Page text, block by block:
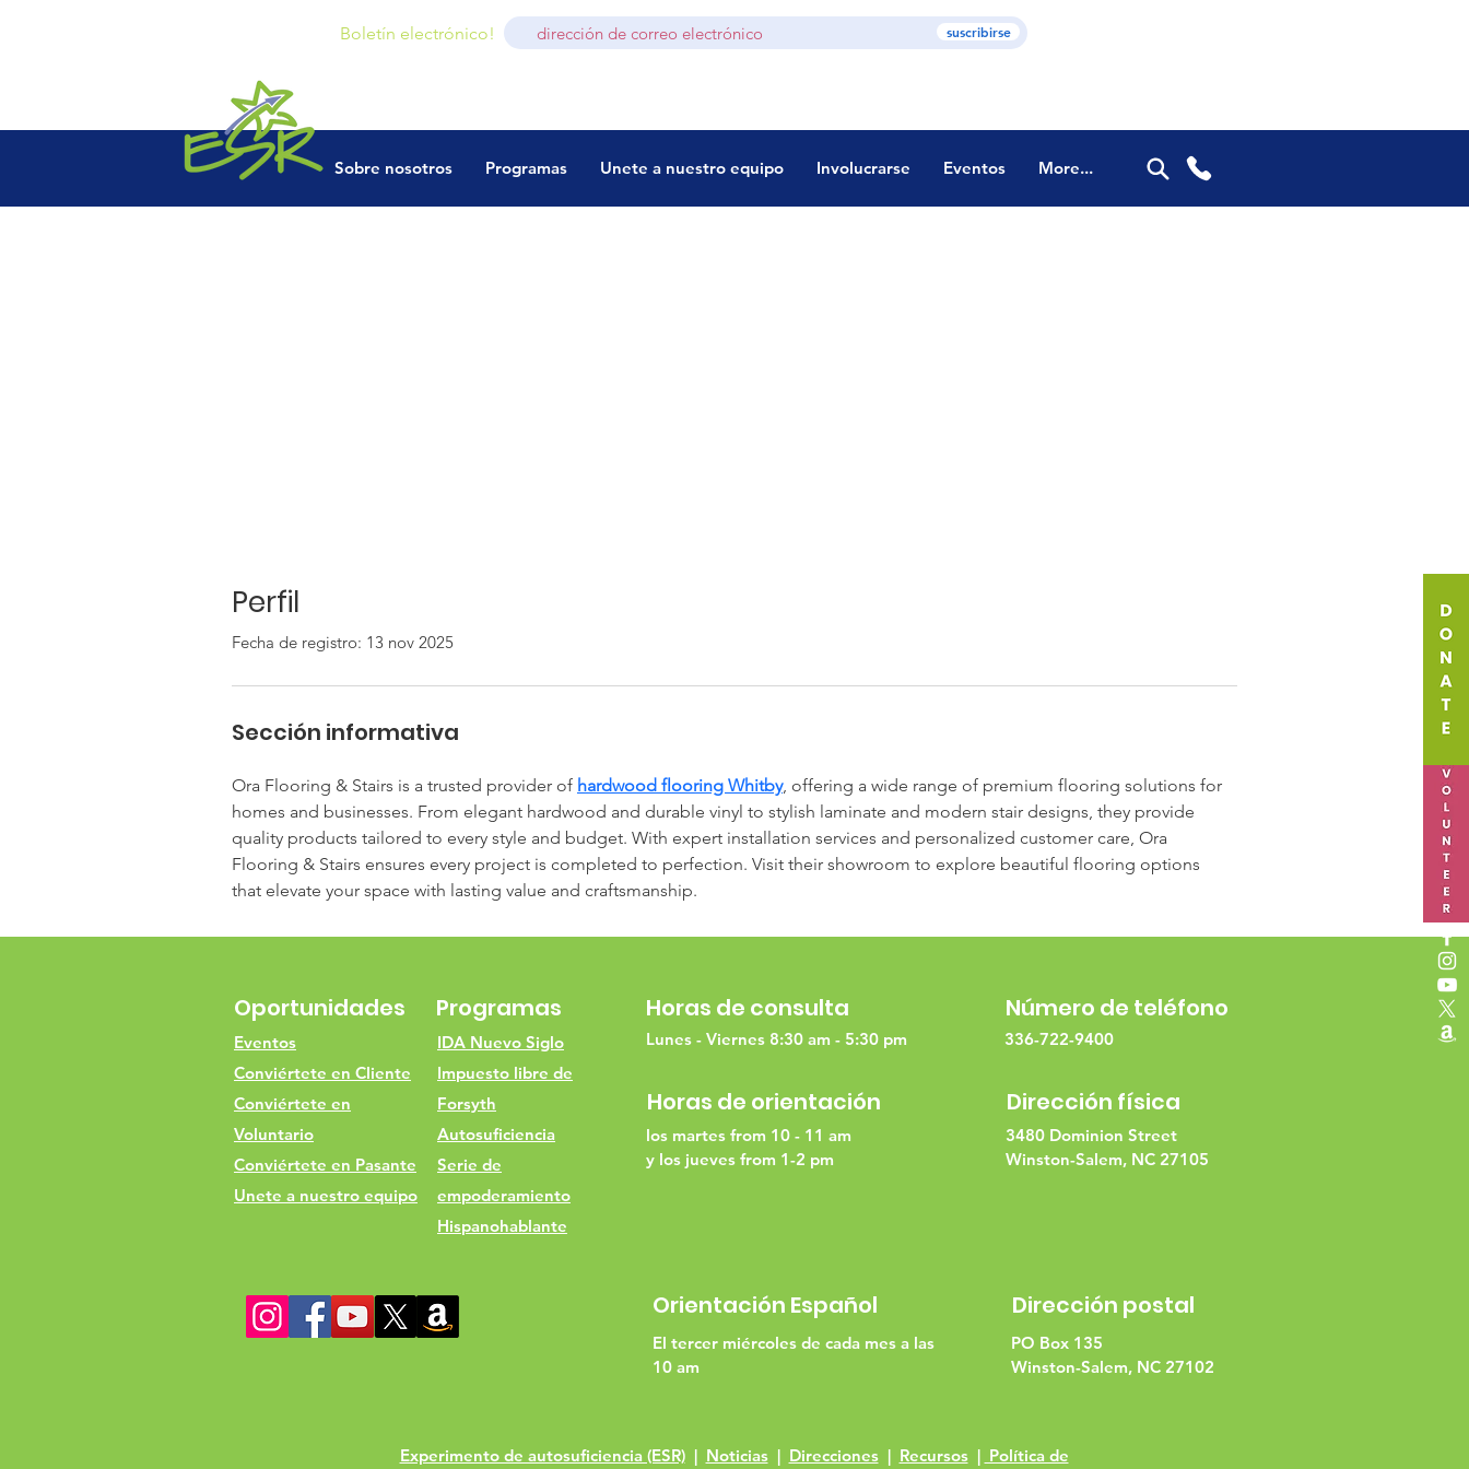
Boletín electrónico! suscribirse
Sobre nosotros Programas Unete a nuestro equipo Involucrarse Eventos More...
Perfil
Fecha de registro: 13 nov 2025
Sección informativa
Ora Flooring & Stairs is a trusted provider of hardwood flooring Whitby, offering a wide range of premium flooring solutions for
homes and businesses. From elegant hardwood and durable vinyl to stylish laminate and modern stair designs, they provide
quality products tailored to every style and budget. With expert installation services and personalized customer care, Ora
Flooring & Stairs ensures every project is completed to perfection. Visit their showroom to explore beautiful flooring options
that elevate your space with lasting value and craftsmanship.
Oportunidades
Eventos
Conviértete en Cliente
Conviértete en
Voluntario
Conviértete en Pasante
Unete a nuestro equipo
Programas
IDA Nuevo Siglo
Impuesto libre de
Forsyth
Autosuficiencia
Serie de
empoderamiento
Hispanohablante
Horas de consulta
Lunes - Viernes 8:30 am - 5:30 pm
Horas de orientación
los martes from 10 - 11 am
y los jueves from 1-2 pm
Orientación Español
El tercer miércoles de cada mes a las
10 am
Número de teléfono
336-722-9400
Dirección física
3480 Dominion Street
Winston-Salem, NC 27105
Dirección postal
PO Box 135
Winston-Salem, NC 27102
Experimento de autosuficiencia (ESR)| Noticias| Direcciones| Recursos| Política de